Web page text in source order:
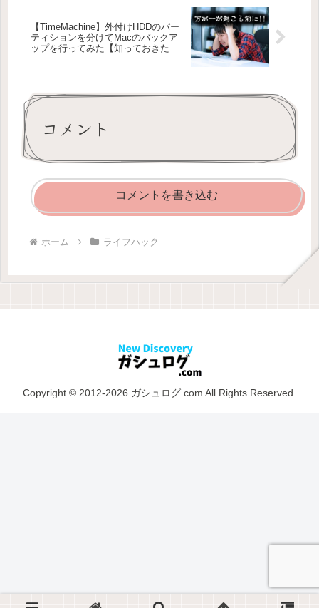
【TimeMachine】外付けHDDのパー
ティションを分けてMacのバックア
ップを行ってみた【知っておきた
コメント
コメントを書き込む
ホーム ライフハック
Copyright © 2012-2026 ガシュログ.com All Rights Reserved.